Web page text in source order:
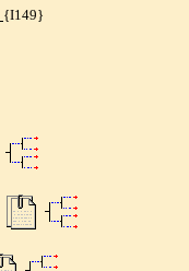
{I149}